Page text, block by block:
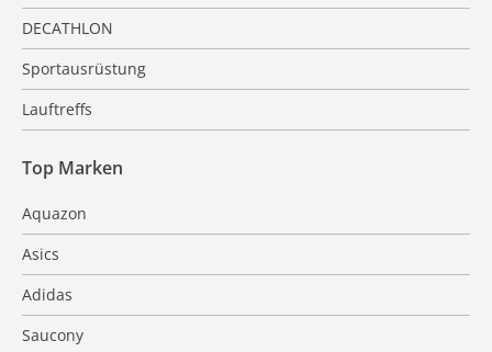
DECATHLON
Sportausrüstung
Lauftreffs
Top Marken
Aquazon
Asics
Adidas
Saucony